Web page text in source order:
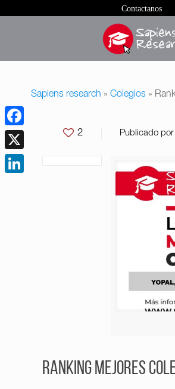
Contactanos
Sapiens research » Colegios »
2 Publicado por
Ranking mejores
Facebook
X